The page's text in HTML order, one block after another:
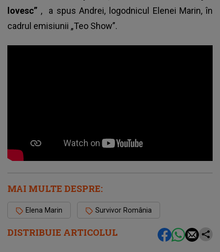
DISTRIBUIE ARTICOLUL
lovesc” , a spus Andrei, logodnicul Elenei Marin, în
cadrul emisiunii „Teo Show”.
MAI MULTE DESPRE:
Elena Marin Survivor România